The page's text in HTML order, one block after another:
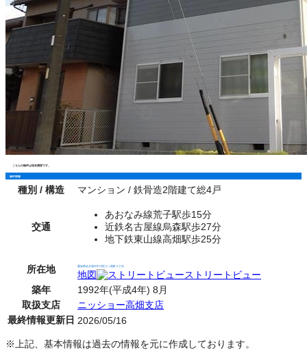
こちらの物件は現在満室です。
物件情報
種別 / 構造 マンション / 鉄骨造2階建て総4戸
交通
あおなみ線荒子駅歩15分
近鉄名古屋線烏森駅歩27分
地下鉄東山線高畑駅歩25分
所在地 愛知県名古屋市中川区三ツ屋町２丁目
地図
ストリートビュー
築年
1992年(平成4年) 8月
取扱支店
ニッショー高畑支店
最終情報更新日 2026/05/16
※上記、基本情報は過去の情報を元に作成しております。